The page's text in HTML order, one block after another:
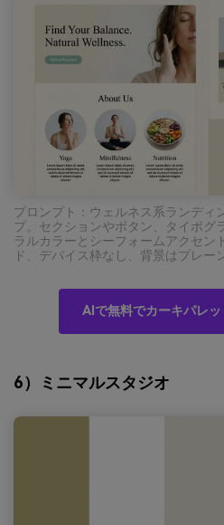
プロンプト：ウェルネス系ランディ
プ。セクションやボタン、タイポグ
ラルカラーとシーフォームアクセン
ド、デバイス枠なし、背景はプレー
AIで無料でカーキパレ
6）ミニマルスタジオ